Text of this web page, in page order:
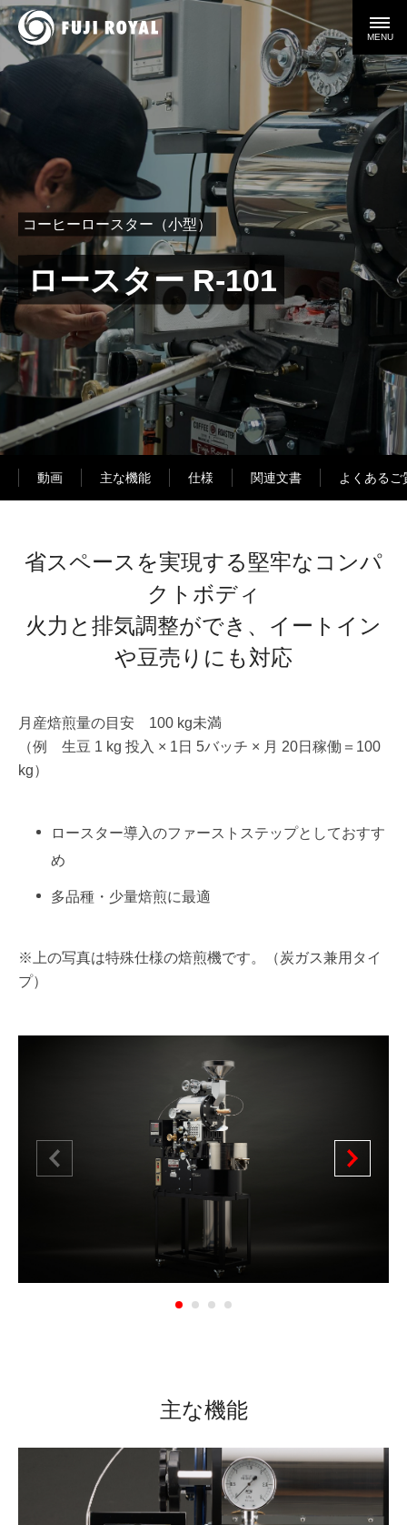
MENU
コーヒーロースター（小型）
ロースター R-101
動画 主な機能 仕様 関連文書 よくあるご
省スペースを実現する堅牢なコンパ
クトボディ
火力と排気調整ができ、イートイン
や豆売りにも対応
月産焙煎量の目安 100 kg未満
（例 生豆 1 kg 投入 × 1日 5バッチ × 月 20日稼働＝100
kg）
ロースター導入のファーストステップとしておすす
め
多品種・少量焙煎に最適
※上の写真は特殊仕様の焙煎機です。（炭ガス兼用タイ
プ）
主な機能